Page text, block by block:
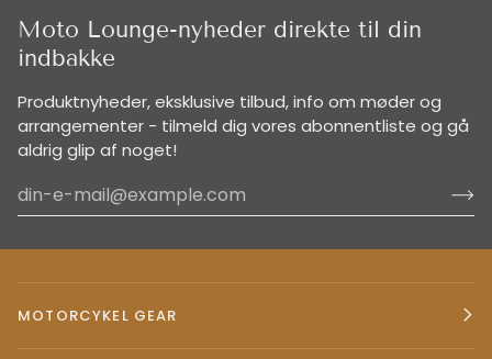
Moto Lounge-nyheder direkte til din
indbakke
Produktnyheder, eksklusive tilbud, info om møder og
arrangementer - tilmeld dig vores abonnentliste og gå
aldrig glip af noget!
MOTORCYKEL GEAR